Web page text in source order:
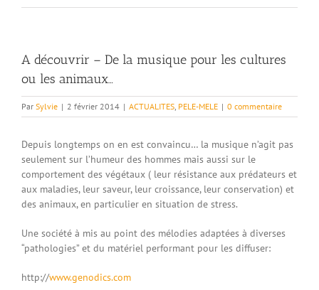
A découvrir – De la musique pour les cultures
ou les animaux…
Par Sylvie | 2 février 2014 | ACTUALITES, PELE-MELE | 0 commentaire
Depuis longtemps on en est convaincu… la musique n’agit pas
seulement sur l’humeur des hommes mais aussi sur le
comportement des végétaux ( leur résistance aux prédateurs et
aux maladies, leur saveur, leur croissance, leur conservation) et
des animaux, en particulier en situation de stress.
Une société à mis au point des mélodies adaptées à diverses
“pathologies” et du matériel performant pour les diffuser:
http://www.genodics.com